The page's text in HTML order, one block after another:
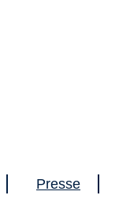
Presse